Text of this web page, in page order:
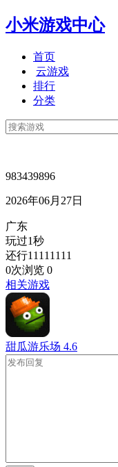
小米游戏中心
首页
云游戏
排行
分类
983439896
2026年06月27日
广东
玩过1秒
还行11111111
0次浏览 0
相关游戏
甜瓜游乐场 4.6